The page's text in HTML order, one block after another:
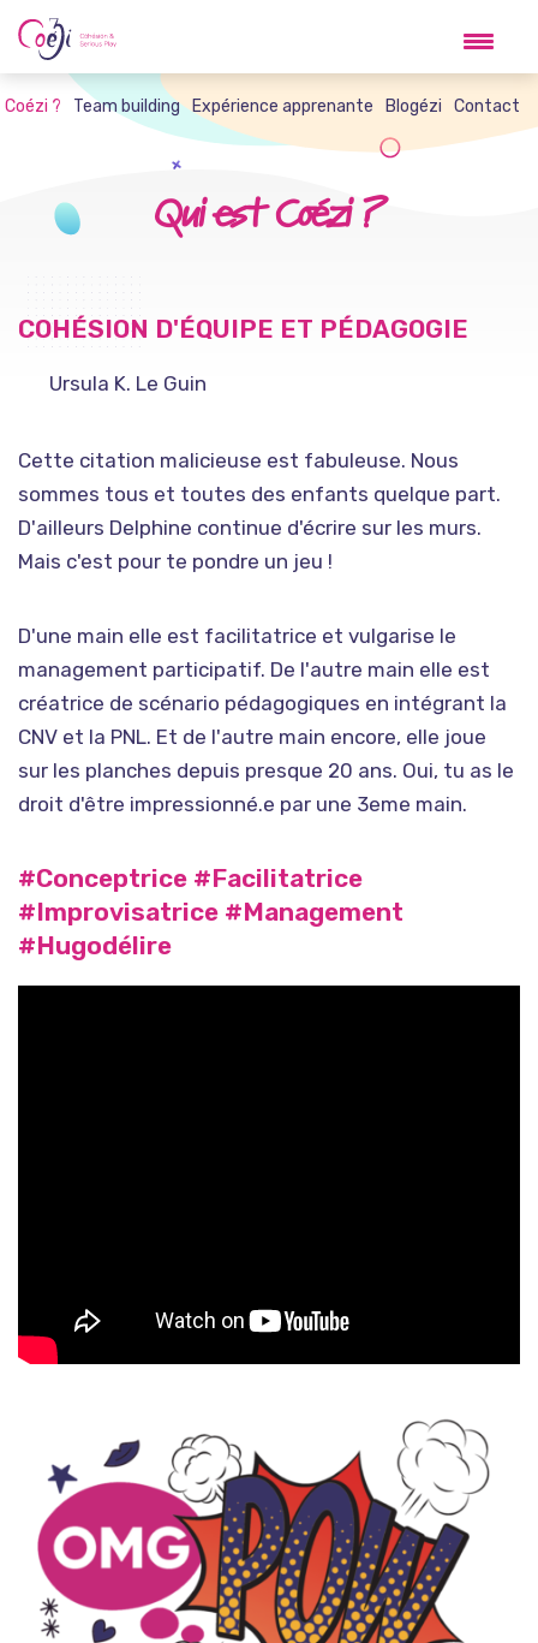
Skip
to
content
? Team building Expérience apprenante Blogézi Contact
Qui est Coézi ?
COHÉSION D'ÉQUIPE ET PÉDAGOGIE
Ursula K. Le Guin
Cette citation malicieuse est fabuleuse. Nous
sommes tous et toutes des enfants quelque part.
D'ailleurs Delphine continue d'écrire sur les murs.
Mais c'est pour te pondre un jeu !
D'une main elle est facilitatrice et vulgarise le
management participatif. De l'autre main elle est
créatrice de scénario pédagogiques en intégrant la
CNV et la PNL. Et de l'autre main encore, elle joue
sur les planches depuis presque 20 ans. Oui, tu as le
droit d'être impressionné.e par une 3eme main.
#Conceptrice #Facilitatrice
#Improvisatrice #Management
#Hugodélire